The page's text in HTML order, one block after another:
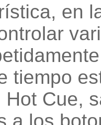
en
tiempo
Hot Cue,